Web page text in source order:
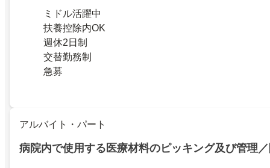
ミドル活躍中
扶養控除内OK
週休2日制
交替勤務制
急募
アルバイト・パート
病院内で使用する医療材料のピッキング及び管理